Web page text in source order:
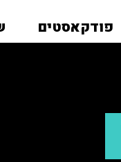
פודקאסטים